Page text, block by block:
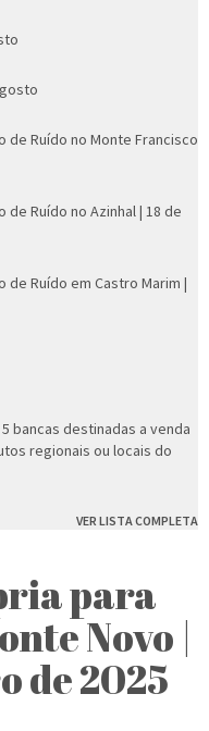
de Ruído no Monte Francisco
Ruído no Azinhal | 18 de
de Ruído em Castro Marim |
bancas destinadas a venda
regionais ou locais do
VER LISTA COMPLETA
para
Novo |
de 2025